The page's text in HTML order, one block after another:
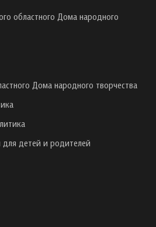
областного Дома народного
Дома народного творчества
детей и родителей